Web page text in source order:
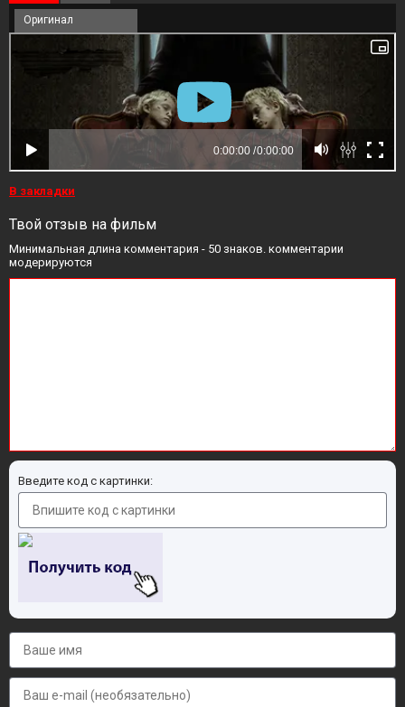
Оригинал
В закладки
Твой отзыв на фильм
Минимальная длина комментария - 50 знаков. комментарии
модерируются
Введите код с картинки: